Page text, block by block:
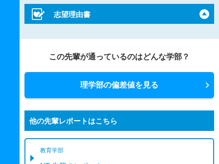
志望理由書
この先輩が通っているのはどんな学部？
理学部の偏差値を見る
他の先輩レポートはこちら
教育学部